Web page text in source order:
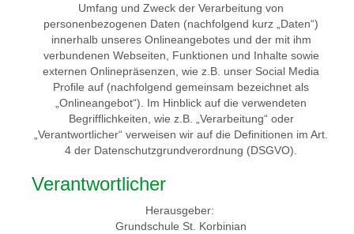
Umfang und Zweck der Verarbeitung von
personenbezogenen Daten (nachfolgend kurz „Daten“)
innerhalb unseres Onlineangebotes und der mit ihm
verbundenen Webseiten, Funktionen und Inhalte sowie
externen Onlinepräsenzen, wie z.B. unser Social Media
Profile auf (nachfolgend gemeinsam bezeichnet als
„Onlineangebot“). Im Hinblick auf die verwendeten
Begrifflichkeiten, wie z.B. „Verarbeitung“ oder
„Verantwortlicher“ verweisen wir auf die Definitionen im Art.
4 der Datenschutzgrundverordnung (DSGVO).
Verantwortlicher
Herausgeber:
Grundschule St. Korbinian